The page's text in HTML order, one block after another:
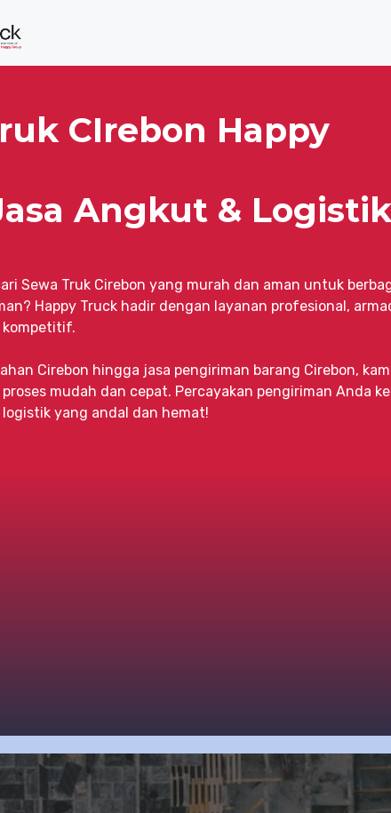
CIrebon Happy
Angkut & Logistik
Sewa Truk Cirebon yang murah dan aman untuk
Happy Truck hadir dengan layanan profesional,
kompetitif.
Cirebon hingga jasa pengiriman barang Cirebon,
mudah dan cepat. Percayakan pengiriman Anda
logistik yang andal dan hemat!